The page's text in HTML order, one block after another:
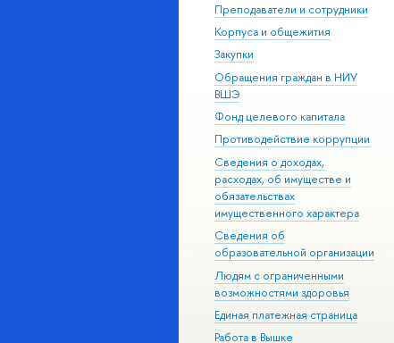
Преподаватели и сотрудники
Корпуса и общежития
Закупки
Обращения граждан в НИУ
ВШЭ
Фонд целевого капитала
Противодействие коррупции
Сведения о доходах,
расходах, об имуществе и
обязательствах
имущественного характера
Сведения об
образовательной организации
Людям с ограниченными
возможностями здоровья
Единая платежная страница
Работа в Вышке